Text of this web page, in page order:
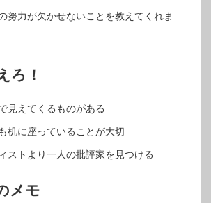
努力が欠かせないことを教えてくれま
ろ！
見えてくるものがある
机に座っていることが大切
ストより一人の批評家を見つける
メモ